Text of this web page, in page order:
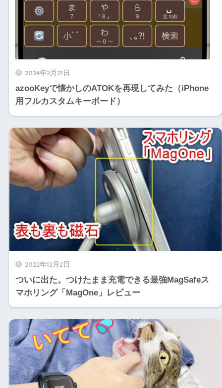
2024年2月21日
azooKeyで懐かしのATOKを再現してみた（iPhone
用フルカスタムキーボード）
2022年12月2日
ついに出た。つけたまま充電できる最強MagSafeス
マホリング「MagOne」レビュー